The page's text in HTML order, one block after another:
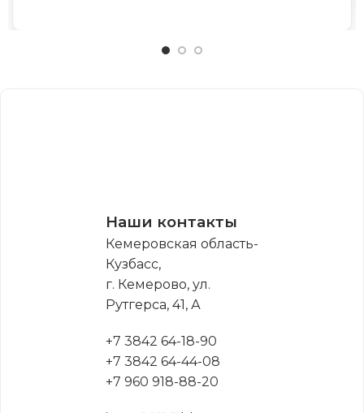
Наши контакты
Кемеровская область-
Кузбасс,
г. Кемерово, ул.
Рутгерса, 41, А
+7 3842 64-18-90
+7 3842 64-44-08
+7 960 918-88-20